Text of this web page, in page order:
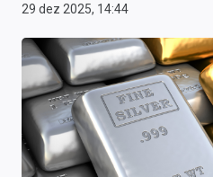
Últimas Notícias
Newsletters
Cotações
Comprar ou vender?
Carteiras Recomendadas
29 dez 2025, 14:44